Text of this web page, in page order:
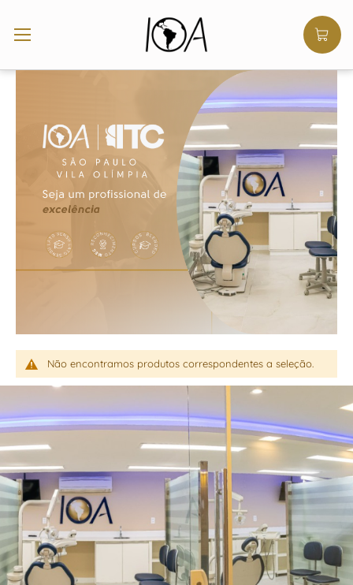
São Paulo Vila Olímpia - IOA | ITC
Início
Não encontramos produtos correspondentes a seleção.